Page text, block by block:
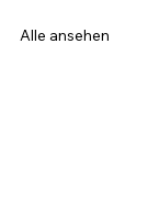
Alle ansehen